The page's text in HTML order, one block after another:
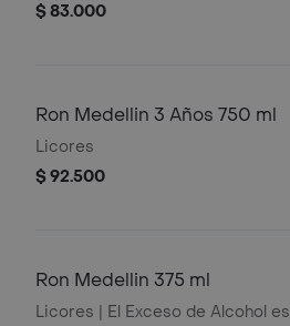
$ 83.000
Ron Medellin 3 Años 750 ml
Licores
$ 92.500
Ron Medellin 375 ml
Licores | El Exceso de Alcohol es